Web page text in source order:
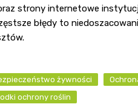
strony internetowe
błędy to
żywności
ochrony roślin